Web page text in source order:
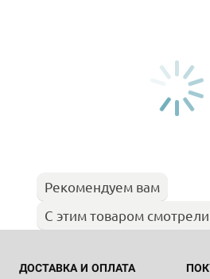
Рекомендуем вам
С этим товаром смотрели
ДОСТАВКА И ОПЛАТА